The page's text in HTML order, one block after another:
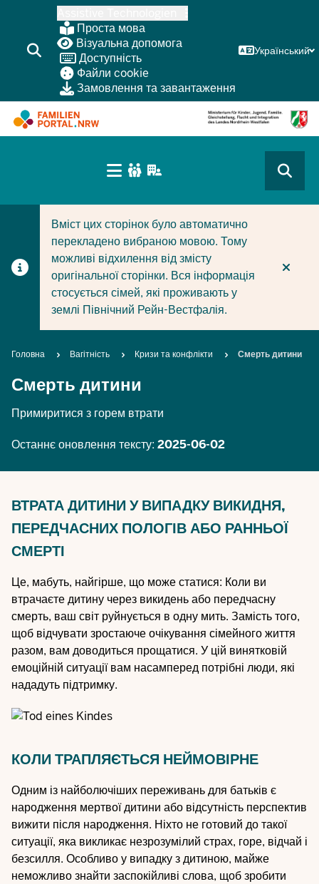
основного
змісту
Проста мова
Візуальна допомога
Доступність
Файли cookie
Замовлення та завантаження
Український
CURRENT SECTION ДЛЯ КОМПАНІЙ/
CURRENT SECTION ДЛЯ СІМЕЙ
(BÜRGERBEREICH
Вміст цих сторінок було автоматично
перекладено вибраною мовою. Тому
можливі відхилення від змісту
оригінальної сторінки. Вся інформація
стосується сімей, які проживають у
землі Північний Рейн-Вестфалія.
Breadcrumb
Головна Вагітність Кризи та конфлікти Смерть дитини
Смерть дитини
Примиритися з горем втрати
Останнє оновлення тексту: 2025-06-02
ВТРАТА ДИТИНИ У ВИПАДКУ ВИКИДНЯ,
ПЕРЕДЧАСНИХ ПОЛОГІВ АБО РАННЬОЇ
СМЕРТІ
Це, мабуть, найгірше, що може статися: Коли ви
втрачаєте дитину через викидень або передчасну
смерть, ваш світ руйнується в одну мить. Замість того,
щоб відчувати зростаюче очікування сімейного життя
разом, вам доводиться прощатися. У цій винятковій
емоційній ситуації вам насамперед потрібні люди, які
нададуть підтримку.
КОЛИ ТРАПЛЯЄТЬСЯ НЕЙМОВІРНЕ
Одним із найболючіших переживань для батьків є
народження мертвої дитини або відсутність перспектив
вижити після народження. Ніхто не готовий до такої
ситуації, яка викликає незрозумілий страх, горе, відчай і
безсилля. Особливо у випадку з дитиною, майже
неможливо знайти заспокійливі слова, щоб зробити